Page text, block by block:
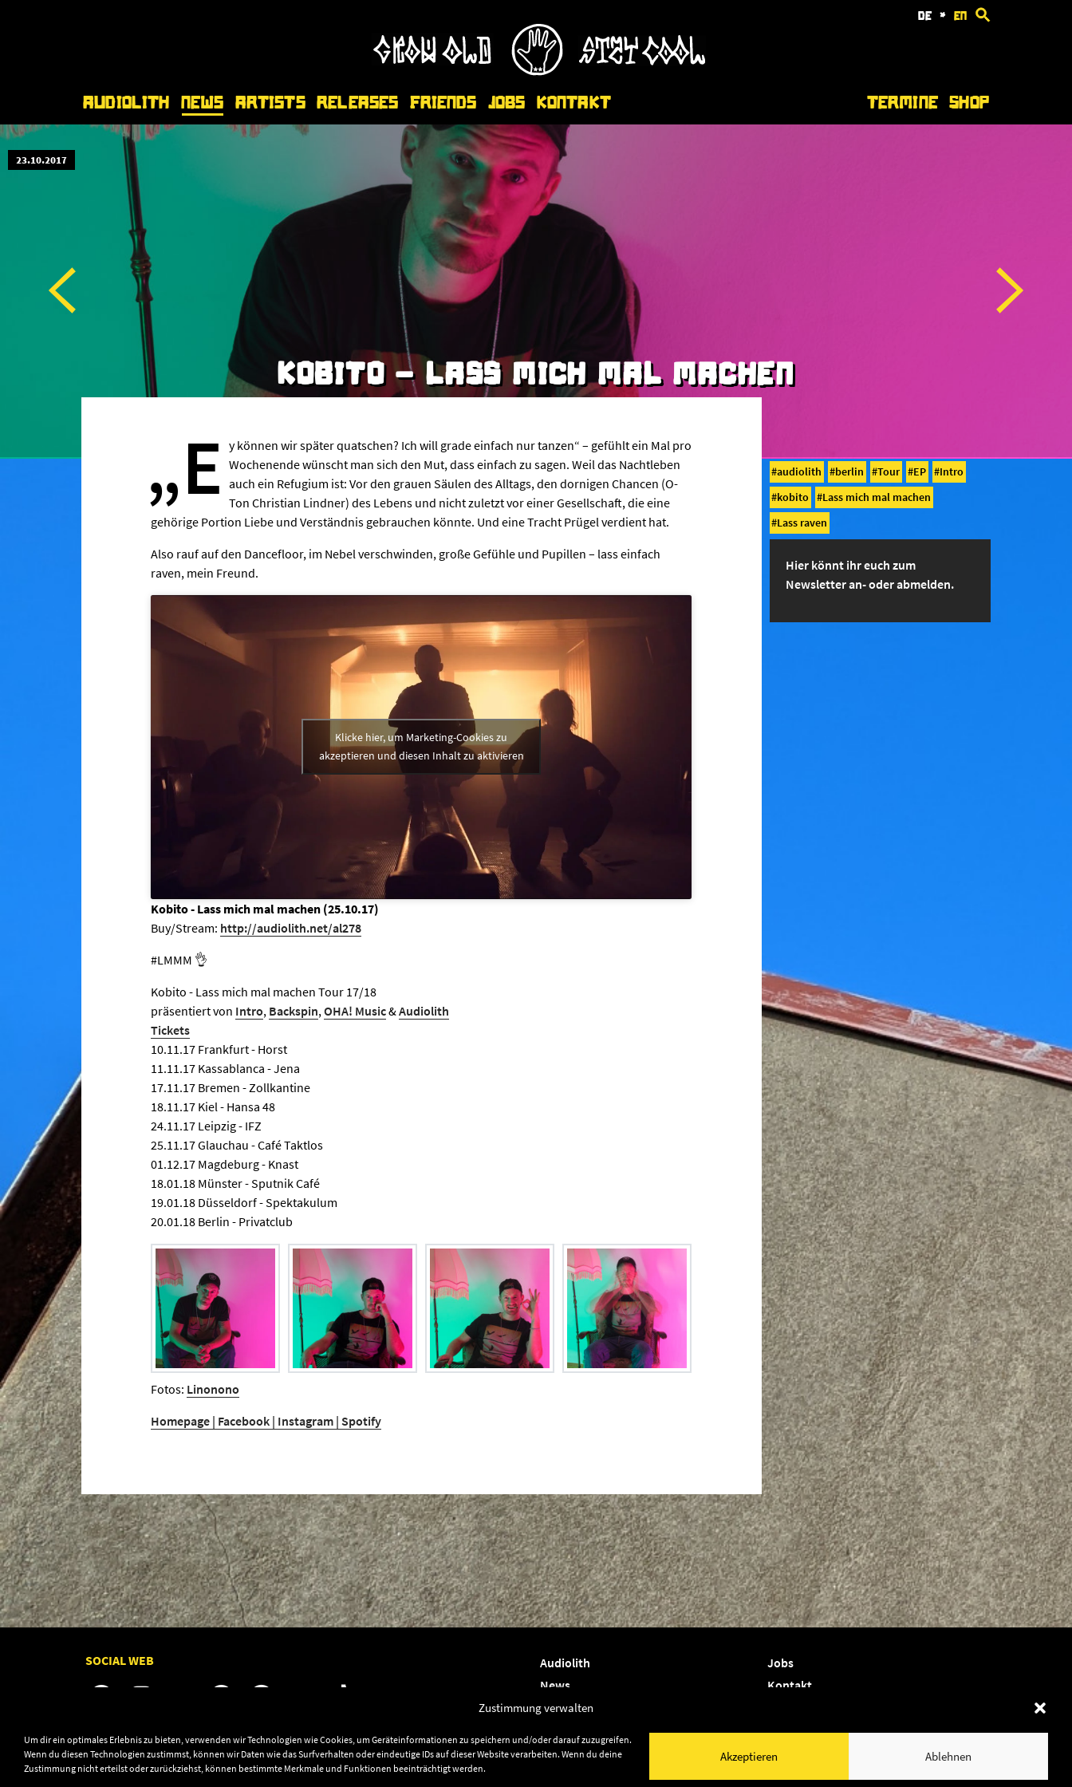
Zustimmung verwalten
Um dir ein optimales Erlebnis zu bieten, verwenden wir Technologien wie Cookies, um Geräteinformationen zu speichern und/oder darauf zuzugreifen.
Wenn du diesen Technologien zustimmst, können wir Daten wie das Surfverhalten oder eindeutige IDs auf dieser Website verarbeiten. Wenn du deine
Zustimmung nicht erteilst oder zurückziehst, können bestimmte Merkmale und Funktionen beeinträchtigt werden.
Akzeptieren Ablehnen
de * en
Audiolith News Artists Releases Friends Jobs Kontakt Termine Shop
23.10.2017
KOBITO - LASS MICH MAL MACHEN
„E
y können wir später quatschen? Ich will grade einfach nur tanzen“ – gefühlt ein Mal pro
Wochenende wünscht man sich den Mut, dass einfach zu sagen. Weil das Nachtleben
auch ein Refugium ist: Vor den grauen Säulen des Alltags, den dornigen Chancen (O-
Ton Christian Lindner) des Lebens und nicht zuletzt vor einer Gesellschaft, die eine
gehörige Portion Liebe und Verständnis gebrauchen könnte. Und eine Tracht Prügel verdient hat.
Also rauf auf den Dancefloor, im Nebel verschwinden, große Gefühle und Pupillen – lass einfach
raven, mein Freund.
Klicke hier, um Marketing-Cookies zu
akzeptieren und diesen Inhalt zu aktivieren
Kobito - Lass mich mal machen (25.10.17)
Buy/Stream: http://audiolith.net/al278
#LMMM 👌
Kobito - Lass mich mal machen Tour 17/18
präsentiert von Intro, Backspin,OHA! Music&Audiolith
Tickets
10.11.17 Frankfurt - Horst
11.11.17 Kassablanca - Jena
17.11.17 Bremen - Zollkantine
18.11.17 Kiel - Hansa 48
24.11.17 Leipzig - IFZ
25.11.17 Glauchau - Café Taktlos
01.12.17 Magdeburg - Knast
18.01.18 Münster - Sputnik Café
19.01.18 Düsseldorf - Spektakulum
20.01.18 Berlin - Privatclub
Fotos: Linonono
Homepage | Facebook | Instagram |Spotify
audiolith berlin Tour EP
Intro
kobito
Lass mich mal machen
Lass raven
Hier könnt ihr euch zum
Newsletter an- oder abmelden.
SOCIAL WEB
Audiolith
News
Artists
Friends
Jobs
Kontakt
Shop